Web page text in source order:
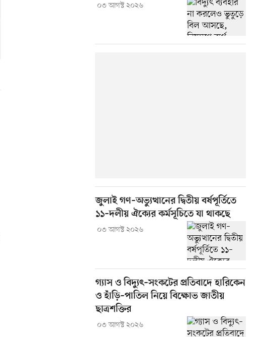
০৩ আগস্ট ২০২৬
জুলাই গণ–অভ্যুত্থানের দ্বিতীয় বর্ষপূর্তিতে
১১–দলীয় ঐক্যের কর্মসূচিতে যা থাকছে
০৩ আগস্ট ২০২৬
গ্যাস ও বিদ্যুৎ–সংকটের প্রতিবাদে হারিকেন
ও হাঁড়ি–পাতিল নিয়ে বিক্ষোভ জাতীয়
ছাত্রশক্তির
০৩ আগস্ট ২০২৬